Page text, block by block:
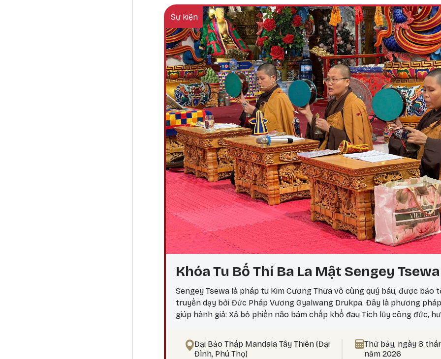
Sự kiện
Khóa Tu Bố Thí Ba La Mật Sengey Tsewa
Sengey Tsewa là pháp tu Kim Cương Thừa vô cùng quý báu, được bảo
truyền dạy bởi Đức Pháp Vương Gyalwang Drukpa. Đây là phương
giúp hành giả: Xả bỏ phiền não bám chấp khổ đau Tích lũy công đức,
điểm công đức tu tập tăng trưởng mạnh mẽ, đặc biệt thích hợp để thực
pháp tu Phật Bản Tôn Mẫu Tính.
Đại Bảo Tháp Mandala Tây Thiên (Đại
Đình, Phú Thọ)
Thứ bảy, ngày 8
năm 2026